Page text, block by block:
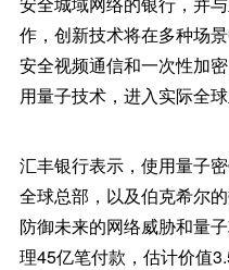
作，创新技术将在多种场
安全视频通信和一次性加
用量子技术，进入实际全球
汇丰银行表示，使用量子
全球总部，以及伯克希尔
防御未来的网络威胁和量
理45亿笔付款，估计价值